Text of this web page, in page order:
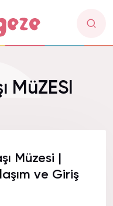
MüZESI
Müzesi |
ve Giriş